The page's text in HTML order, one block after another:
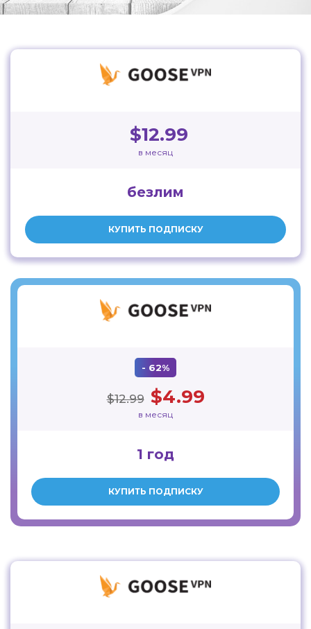
$12.99
в месяц
безлим
КУПИТЬ ПОДПИСКУ
- 62%
$12.99 $4.99
в месяц
1 год
КУПИТЬ ПОДПИСКУ